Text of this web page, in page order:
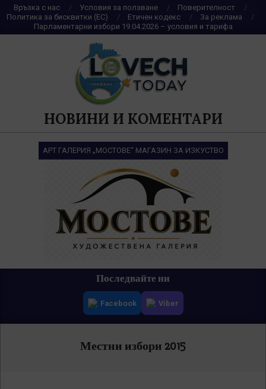
Skip
to
content
Връзка с нас Условия за ползване
Поверителност
Политика за бисквитки (ЕС)
Етичен кодекс
За реклама
Парламентарни избори 19.04.2026 – условия и тарифа
НОВИНИ И КОМЕНТАРИ
АРТ ГАЛЕРИЯ „МОСТОВЕ“ МАГАЗИН ЗА ИЗКУСТВО
Последвайте ни
Facebook Viber
Местни избори 2015